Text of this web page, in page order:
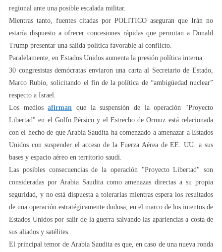
regional ante una posible escalada militar.
Mientras tanto, fuentes citadas por POLITICO aseguran que Irán no
estaría dispuesto a ofrecer concesiones rápidas que permitan a Donald
Trump presentar una salida política favorable al conflicto.
Paralelamente, en Estados Unidos aumenta la presión política interna:
30 congresistas demócratas enviaron una carta al Secretario de Estado,
Marco Rubio, solicitando el fin de la política de “ambigüedad nuclear”
respecto a Israel.
Los mediosafirman que la suspensión de la operación "Proyecto
Libertad" en el Golfo Pérsico y el Estrecho de Ormuz está relacionada
con el hecho de que Arabia Saudita ha comenzado a amenazar a Estados
Unidos con suspender el acceso de la Fuerza Aérea de EE. UU. a sus
bases y espacio aéreo en territorio saudí.
Las posibles consecuencias de la operación "Proyecto Libertad" son
consideradas por Arabia Saudita como amenazas directas a su propia
seguridad, y no está dispuesta a tolerarlas mientras espera los resultados
de una operación estratégicamente dudosa, en el marco de los intentos de
Estados Unidos por salir de la guerra salvando las apariencias a costa de
sus aliados y satélites.
El principal temor de Arabia Saudita es que, en caso de una nueva ronda